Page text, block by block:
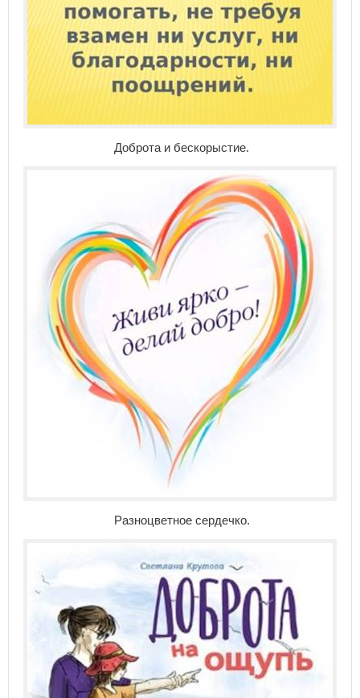
Доброта и бескорыстие.
Разноцветное сердечко.